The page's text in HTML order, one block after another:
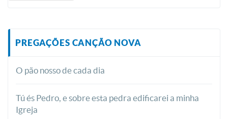
PREGAÇÕES CANÇÃO NOVA
O pão nosso de cada dia
Tú és Pedro, e sobre esta pedra edificarei a minha
Igreja